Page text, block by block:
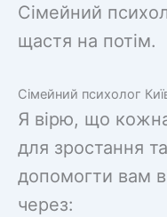
Сімейний
щастя на потім.
Сімейний психолог
Я вірю, що
для зростання
допомогти вам
через: